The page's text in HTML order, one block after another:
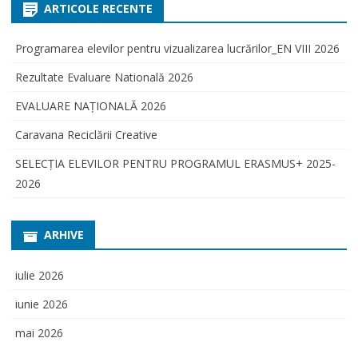
ARTICOLE RECENTE
Programarea elevilor pentru vizualizarea lucrărilor_EN VIII 2026
Rezultate Evaluare Natională 2026
EVALUARE NAŢIONALĂ 2026
Caravana Reciclării Creative
SELECŢIA ELEVILOR PENTRU PROGRAMUL ERASMUS+ 2025-
2026
ARHIVE
iulie 2026
iunie 2026
mai 2026